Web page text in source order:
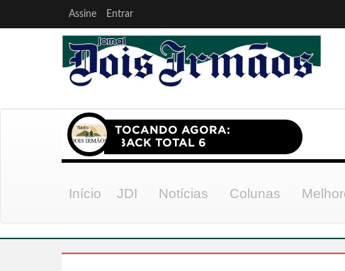
Assine Entrar
Início JDI Notícias Colunas